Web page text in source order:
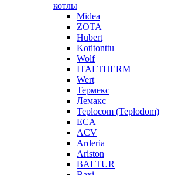
котлы
Midea
ZOTA
Hubert
Kotitonttu
Wolf
ITALTHERM
Wert
Термекс
Лемакс
Teplocom (Teplodom)
ECA
ACV
Arderia
Ariston
BALTUR